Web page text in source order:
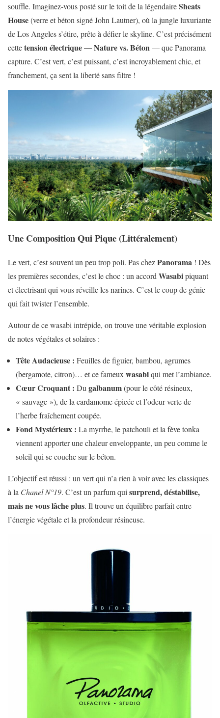
souffle. Imaginez-vous posté sur le toit de la légendaireSheats
House(verre et béton signé John Lautner), où la jungle luxuriante
de Los Angeles s’étire, prête à défier le skyline. C’est précisément
cettetension électrique — Nature vs. Béton— que Panorama
capture. C’est vert, c’est puissant, c’est incroyablement chic, et
franchement, ça sent la liberté sans filtre !
Une Composition Qui Pique (Littéralement)
Le vert, c’est souvent un peu trop poli. Pas chezPanorama ! Dès
les premières secondes, c’est le choc : un accord Wasabipiquant
et électrisant qui vous réveille les narines. C’est le coup de génie
qui fait twister l’ensemble.
Autour de ce wasabi intrépide, on trouve une véritable explosion
de notes végétales et solaires :
Tête Audacieuse : Feuilles de figuier, bambou, agrumes
(bergamote, citron)… et ce fameux wasabiqui met l’ambiance.
Cœur Croquant : Du galbanum(pour le côté résineux,
« sauvage »), de la cardamome épicée et l’odeur verte de
l’herbe fraîchement coupée.
Fond Mystérieux : La myrrhe, le patchouli et la fève tonka
viennent apporter une chaleur enveloppante, un peu comme le
soleil qui se couche sur le béton.
L’objectif est réussi : un vert qui n’a rien à voir avec les classiques
à la Chanel N°19. C’est un parfum qui surprend, déstabilise,
mais ne vous lâche plus. Il trouve un équilibre parfait entre
l’énergie végétale et la profondeur résineuse.